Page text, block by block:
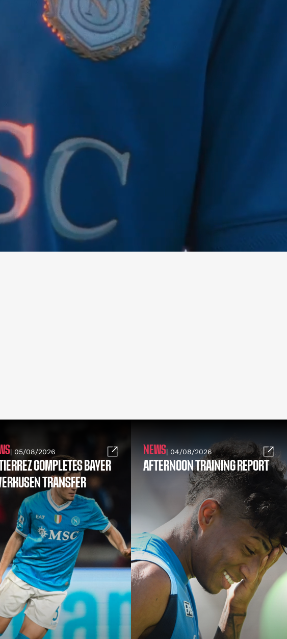
| 05/08/2026
COMPLETES BAYER
TRANSFER
NEWS| 04/08/2026
AFTERNOON TRAINING REPORT